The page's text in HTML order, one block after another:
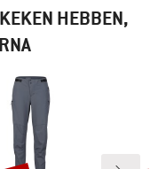
HEBBEN,